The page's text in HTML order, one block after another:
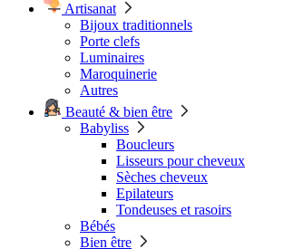
Artisanat
Bijoux traditionnels
Porte clefs
Luminaires
Maroquinerie
Autres
Beauté & bien être
Babyliss
Boucleurs
Lisseurs pour cheveux
Sèches cheveux
Epilateurs
Tondeuses et rasoirs
Bébés
Bien être